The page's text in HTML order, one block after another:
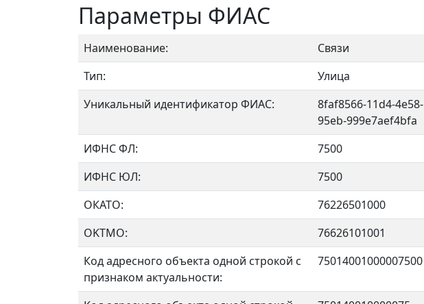
Параметры ФИАС
Наименование:
Связи
Тип:
Улица
Уникальный идентификатор ФИАС:
8faf8566-11d4-4e58-
95eb-999e7aef4bfa
ИФНС ФЛ:
7500
ИФНС ЮЛ:
7500
ОКАТО:
76226501000
OKTMO:
76626101001
Код адресного объекта одной строкой с
признаком актуальности:
75014001000007500